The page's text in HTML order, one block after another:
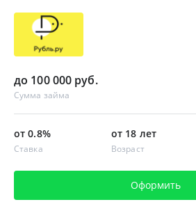
до 100 000 руб.
Сумма займа
от 0.8%
Ставка
от 18 лет
Возраст
Оформить